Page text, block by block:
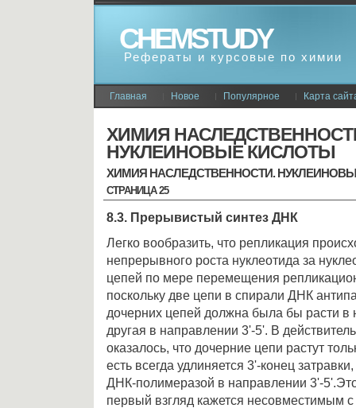
CHEMSTUDY
Рефераты и курсовые по химии
Главная Новое Популярное Карта
ХИМИЯ
НУКЛЕИНОВЫЕ КИСЛОТЫ
ХИМИЯ НАСЛЕДСТВЕННОСТИ.
СТРАНИЦА 25
8.3. Прерывистый синтез ДНК
Легко вообразить, что репликация
непрерывного роста нуклеотида за
цепей по мере перемещения
поскольку две цепи в спирали ДНК
дочерних цепей должна была бы расти в
другая в направлении 3'-5'. В
оказалось, что дочерние цепи растут
есть всегда удлиняется 3'-конец
ДНК-полимеразой в направлении 3'-
первый взгляд кажется несовместимым